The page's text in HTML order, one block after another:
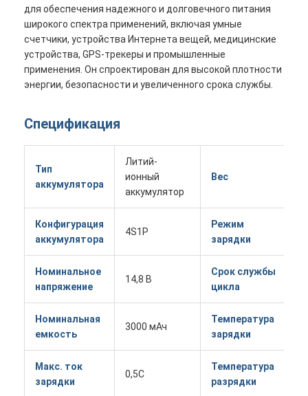
для обеспечения надежного и долговечного питания
широкого спектра применений, включая умные
счетчики, устройства Интернета вещей, медицинские
устройства, GPS-трекеры и промышленные
применения. Он спроектирован для высокой плотности
энергии, безопасности и увеличенного срока службы.
Спецификация
Тип
аккумулятора
Литий-
ионный
аккумулятор
Вес
Конфигурация
аккумулятора
4S1P
Режим
зарядки
Номинальное
напряжение
14,8 В
Срок службы
цикла
Номинальная
емкость
3000 мАч
Температура
зарядки
Макс. ток
зарядки
0,5C
Температура
разрядки